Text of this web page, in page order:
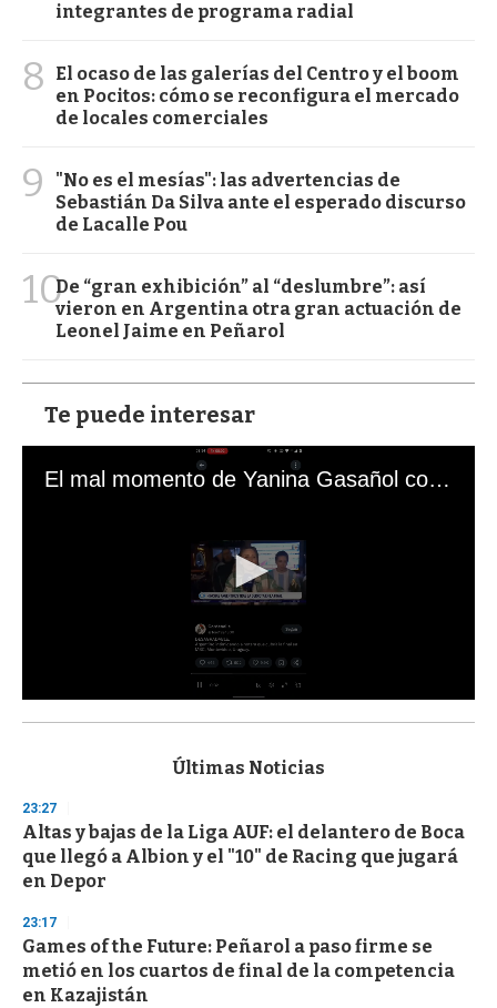
integrantes de programa radial
8
El ocaso de las galerías del Centro y el boom
en Pocitos: cómo se reconfigura el mercado
de locales comerciales
9
"No es el mesías": las advertencias de
Sebastián Da Silva ante el esperado discurso
de Lacalle Pou
10De “gran exhibición” al “deslumbre”: así
vieron en Argentina otra gran actuación de
Leonel Jaime en Peñarol
Te puede interesar
El mal momento de Yanina Gasañol con un hincha argentino en "Subrayado"
s
d
s
o
f
3
s
e
c
o
n
Últimas Noticias
23:27
Altas y bajas de la Liga AUF: el delantero de Boca
que llegó a Albion y el "10" de Racing que jugará
en Depor
23:17
Games of the Future: Peñarol a paso firme se
metió en los cuartos de final de la competencia
en Kazajistán